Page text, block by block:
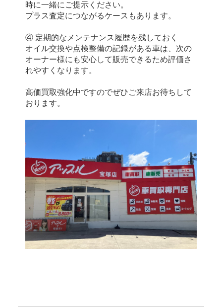
時に一緒にご提示ください。
プラス査定につながるケースもあります。
④ 定期的なメンテナンス履歴を残しておく
オイル交換や点検整備の記録がある車は、次の
オーナー様にも安心して販売できるため評価さ
れやすくなります。
高価買取強化中ですのでぜひご来店お待ちして
おります。